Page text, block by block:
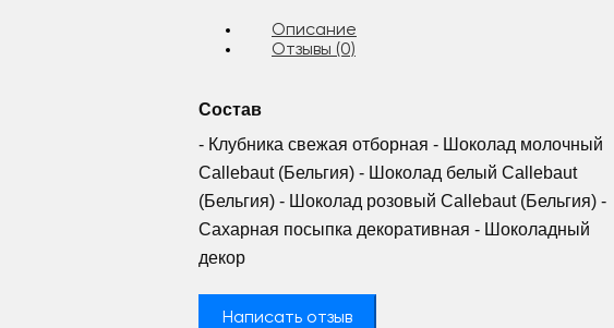
Описание
Отзывы (0)
Состав
- Клубника свежая отборная - Шоколад молочный
Callebaut (Бельгия) - Шоколад белый Callebaut
(Бельгия) - Шоколад розовый Callebaut (Бельгия) -
Сахарная посыпка декоративная - Шоколадный
декор
Написать отзыв